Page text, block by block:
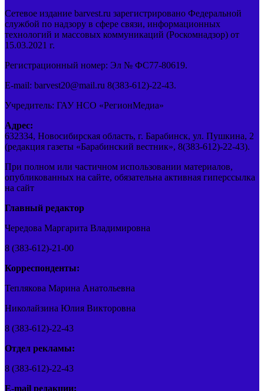
Сетевое издание barvest.ru зарегистрировано Федеральной
службой по надзору в сфере связи, информационных
технологий и массовых коммуникаций (Роскомнадзор) от
15.03.2021 г.
Регистрационный номер: Эл № ФС77-80619.
E-mail: barvest20@mail.ru 8(383-612)-22-43.
Учредитель: ГАУ НСО «РегионМедиа»
Адрес:
632334, Новосибирская область, г. Барабинск, ул. Пушкина, 2
(редакция газеты «Барабинский вестник», 8(383-612)-22-43).
При полном или частичном использовании материалов,
опубликованных на сайте, обязательна активная гиперссылка
на сайт
Главный редактор
Чередова Маргарита Владимировна
8 (383-612)-21-00
Корреспонденты:
Теплякова Марина Анатольевна
Николайзина Юлия Викторовна
8 (383-612)-22-43
Отдел рекламы:
8 (383-612)-22-43
E-mail редакции: